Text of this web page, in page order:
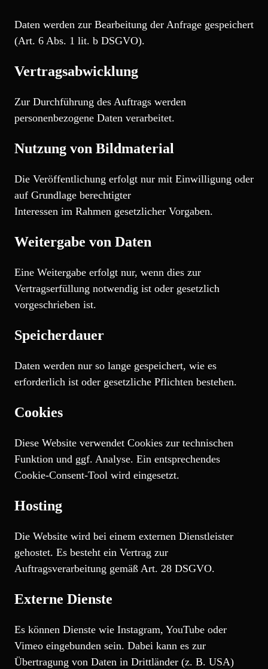
Daten werden zur Bearbeitung der Anfrage gespeichert
(Art. 6 Abs. 1 lit. b DSGVO).
Vertragsabwicklung
Zur Durchführung des Auftrags werden
personenbezogene Daten verarbeitet.
Nutzung von Bildmaterial
Die Veröffentlichung erfolgt nur mit Einwilligung oder
auf Grundlage berechtigter
Interessen im Rahmen gesetzlicher Vorgaben.
Weitergabe von Daten
Eine Weitergabe erfolgt nur, wenn dies zur
Vertragserfüllung notwendig ist oder gesetzlich
vorgeschrieben ist.
Speicherdauer
Daten werden nur so lange gespeichert, wie es
erforderlich ist oder gesetzliche Pflichten bestehen.
Cookies
Diese Website verwendet Cookies zur technischen
Funktion und ggf. Analyse. Ein entsprechendes
Cookie-Consent-Tool wird eingesetzt.
Hosting
Die Website wird bei einem externen Dienstleister
gehostet. Es besteht ein Vertrag zur
Auftragsverarbeitung gemäß Art. 28 DSGVO.
Externe Dienste
Es können Dienste wie Instagram, YouTube oder
Vimeo eingebunden sein. Dabei kann es zur
Übertragung von Daten in Drittländer (z. B. USA)